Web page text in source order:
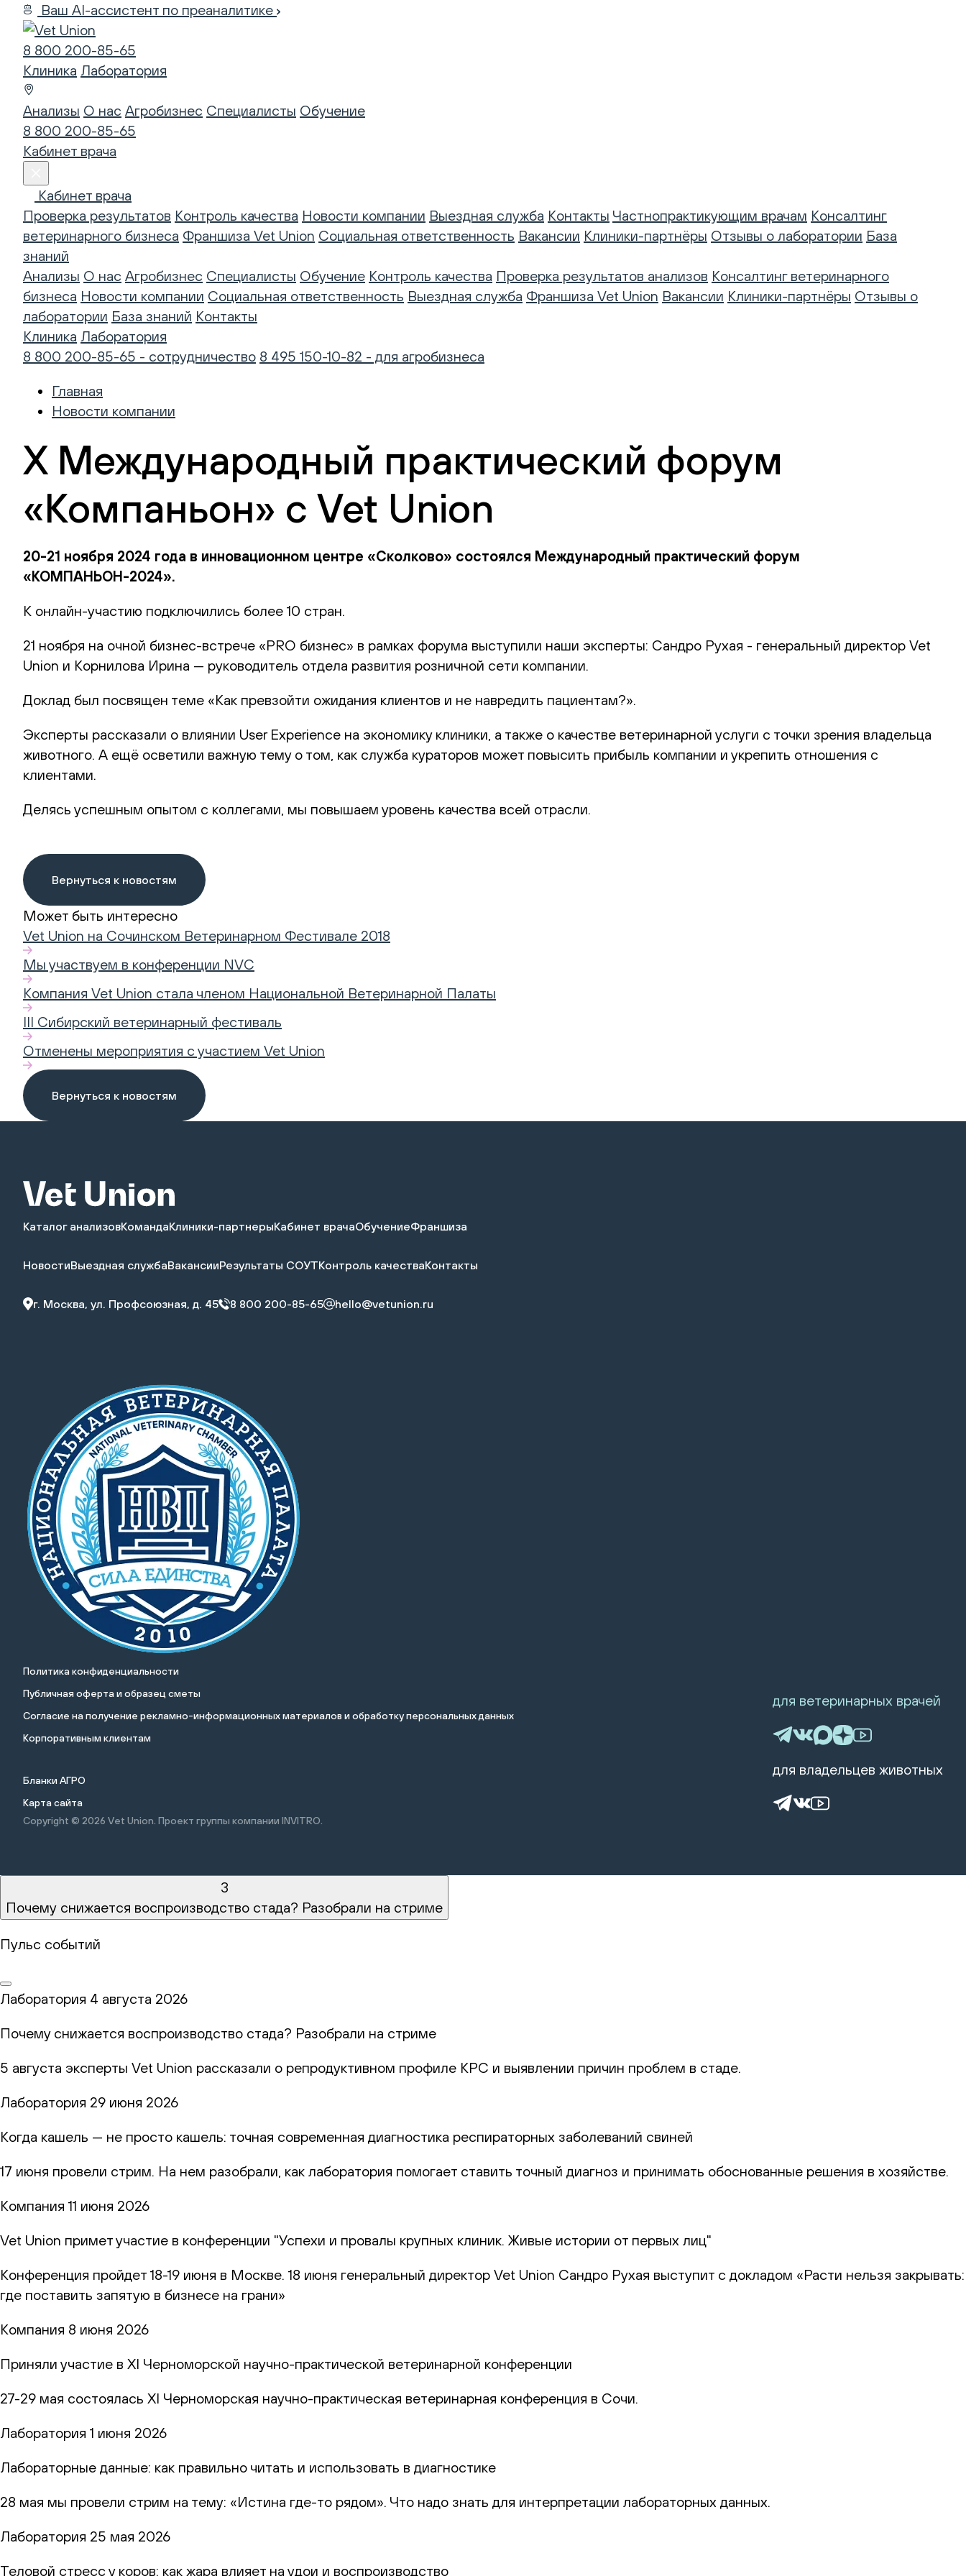
Ваш AI-ассистент по преаналитике
8 800 200-85-65
Клиника Лаборатория
Анализы О нас Агробизнес Специалисты Обучение
8 800 200-85-65
Кабинет врача
Кабинет врача
Проверка результатов Контроль качества Новости компании Выездная служба Контакты Частнопрактикующим врачам Консалтинг
ветеринарного бизнеса Франшиза Vet Union Социальная ответственность Вакансии Клиники-партнёры Отзывы о лаборатории База
знаний
Анализы О нас Агробизнес Специалисты Обучение Контроль качества Проверка результатов анализов Консалтинг ветеринарного
бизнеса Новости компании Социальная ответственность Выездная служба Франшиза Vet Union Вакансии Клиники-партнёры Отзывы о
лаборатории База знаний Контакты
Клиника Лаборатория
8 800 200-85-65 - сотрудничество 8 495 150-10-82 - для агробизнеса
Главная
Новости компании
X Международный практический форум
«Компаньон» с Vet Union
20-21 ноября 2024 года в инновационном центре «Сколково» состоялся Международный практический форум
«КОМПАНЬОН-2024».
К онлайн-участию подключились более 10 стран.
21 ноября на очной бизнес-встрече «PRO бизнес» в рамках форума выступили наши эксперты: Сандро Рухая - генеральный директор Vet
Union и Корнилова Ирина — руководитель отдела развития розничной сети компании.
Доклад был посвящен теме «Как превзойти ожидания клиентов и не навредить пациентам?».
Эксперты рассказали о влиянии User Experience на экономику клиники, а также о качестве ветеринарной услуги с точки зрения владельца
животного. А ещё осветили важную тему о том, как служба кураторов может повысить прибыль компании и укрепить отношения с
клиентами.
Делясь успешным опытом с коллегами, мы повышаем уровень качества всей отрасли.
Вернуться к новостям
Может быть интересно
Vet Union на Сочинском Ветеринарном Фестивале 2018
Мы участвуем в конференции NVC
Компания Vet Union стала членом Национальной Ветеринарной Палаты
III Сибирский ветеринарный фестиваль
Отменены мероприятия с участием Vet Union
Вернуться к новостям
Каталог анализовКомандаКлиники-партнерыКабинет врачаОбучениеФраншиза
НовостиВыездная службаВакансииРезультаты СОУТКонтроль качестваКонтакты
г. Москва, ул. Профсоюзная, д. 45 8 800 200-85-65 hello@vetunion.ru
Политика конфиденциальности
Публичная оферта и образец сметы
Cогласие на получение рекламно-информационных материалов и обработку персональных данных
Корпоративным клиентам
Бланки АГРО
Карта сайта
Copyright © 2026 Vet Union. Проект группы компании INVITRO.
для ветеринарных врачей
для владельцев животных
3
Почему снижается воспроизводство стада? Разобрали на стриме
Пульс событий
Лаборатория 4 августа 2026
Почему снижается воспроизводство стада? Разобрали на стриме
5 августа эксперты Vet Union рассказали о репродуктивном профиле КРС и выявлении причин проблем в стаде.
Лаборатория 29 июня 2026
Когда кашель — не просто кашель: точная современная диагностика респираторных заболеваний свиней
17 июня провели стрим. На нем разобрали, как лаборатория помогает ставить точный диагноз и принимать обоснованные решения в хозяйстве.
Компания 11 июня 2026
Vet Union примет участие в конференции "Успехи и провалы крупных клиник. Живые истории от первых лиц"
Конференция пройдет 18-19 июня в Москве. 18 июня генеральный директор Vet Union Сандро Рухая выступит с докладом «Расти нельзя закрывать:
где поставить запятую в бизнесе на грани»
Компания 8 июня 2026
Приняли участие в XI Черноморской научно-практической ветеринарной конференции
27-29 мая состоялась XI Черноморская научно-практическая ветеринарная конференция в Сочи.
Лаборатория 1 июня 2026
Лабораторные данные: как правильно читать и использовать в диагностике
28 мая мы провели стрим на тему: «Истина где-то рядом». Что надо знать для интерпретации лабораторных данных.
Лаборатория 25 мая 2026
Теловой стресс у коров: как жара влияет на удои и воспроизводство